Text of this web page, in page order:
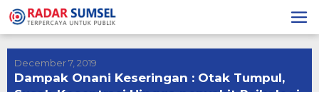
Skip
to
content
December 7, 2019
Dampak Onani Keseringan : Otak Tumpul,